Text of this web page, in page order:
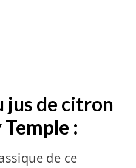
jus de citron
:
de ce